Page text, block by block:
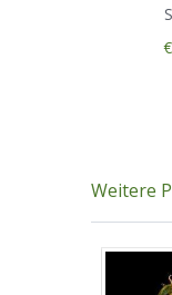
Weitere